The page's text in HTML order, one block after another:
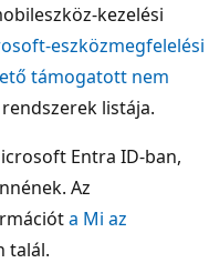
kezelési
eszközmegfelelési
támogatott nem
rendszerek listája.
Entra ID-ban,
Az
a Mi az
talál.